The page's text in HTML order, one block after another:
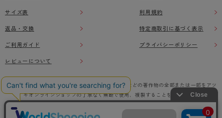
サイズ表
返品・交換
ご利用ガイド
レビューについて
利用規約
特定商取引に基づく表示
プライバシーポリシー
本ウェブサイト上に掲載されている画像、イラストなどの著作物の全部または一部をアツ
ギオンラインショップの了承なく無断で使用、複製することを禁じます。